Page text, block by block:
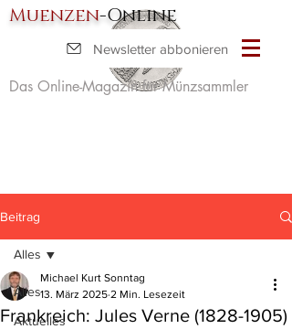
Muenzen-Online
Das Online-Magazin für Münzsammler
Newsletter abbonieren
Beitrag
Alles
Aktuelles
Alles
Frankreich: Jules Verne (1828-1905)
Michael Kurt Sonntag
13. März 2025 2 Min. Lesezeit